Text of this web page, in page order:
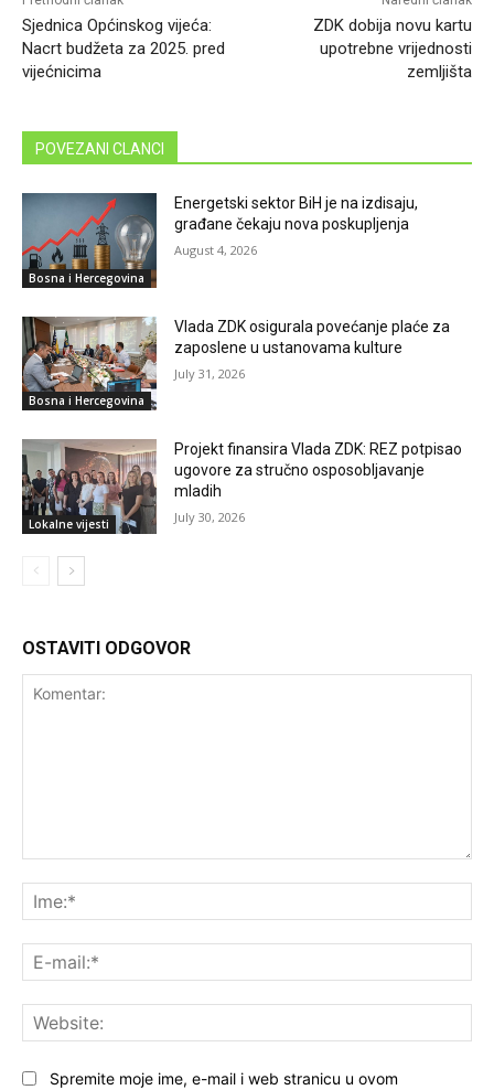
Sjednica Općinskog vijeća:
Nacrt budžeta za 2025. pred
vijećnicima
ZDK dobija novu kartu
upotrebne vrijednosti
zemljišta
POVEZANI CLANCI
Bosna i Hercegovina
Energetski sektor BiH je na izdisaju,
građane čekaju nova poskupljenja
August 4, 2026
Bosna i Hercegovina
Vlada ZDK osigurala povećanje plaće za
zaposlene u ustanovama kulture
July 31, 2026
Lokalne vijesti
Projekt finansira Vlada ZDK: REZ potpisao
ugovore za stručno osposobljavanje
mladih
July 30, 2026
OSTAVITI ODGOVOR
Spremite moje ime, e-mail i web stranicu u ovom